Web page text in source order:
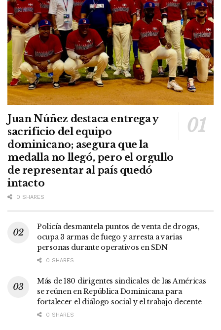
Juan Núñez destaca entrega y
sacrificio del equipo
dominicano; asegura que la
medalla no llegó, pero el orgullo
de representar al país quedó
intacto
0 SHARES
Policía desmantela puntos de venta de drogas,
ocupa 3 armas de fuego y arresta a varias
personas durante operativos en SDN
0 SHARES
Más de 180 dirigentes sindicales de las Américas
se reúnen en República Dominicana para
fortalecer el diálogo social y el trabajo decente
0 SHARES